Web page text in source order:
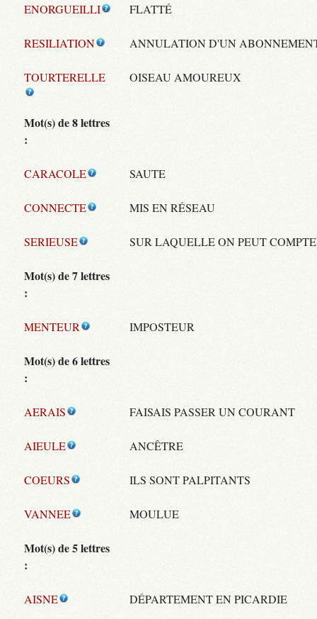
ENORGUEILLI FLATTÉ
RESILIATION ANNULATION D'UN
TOURTERELLE OISEAU AMOUREUX
Mot(s) de 8 lettres
:
CARACOLE SAUTE
CONNECTE MIS EN RÉSEAU
SERIEUSE SUR LAQUELLE ON PEUT
Mot(s) de 7 lettres
:
MENTEUR IMPOSTEUR
Mot(s) de 6 lettres
:
AERAIS FAISAIS PASSER UN COURANT
AIEULE ANCÊTRE
COEURS ILS SONT PALPITANTS
VANNEE MOULUE
Mot(s) de 5 lettres
:
AISNE DÉPARTEMENT EN PICARDIE